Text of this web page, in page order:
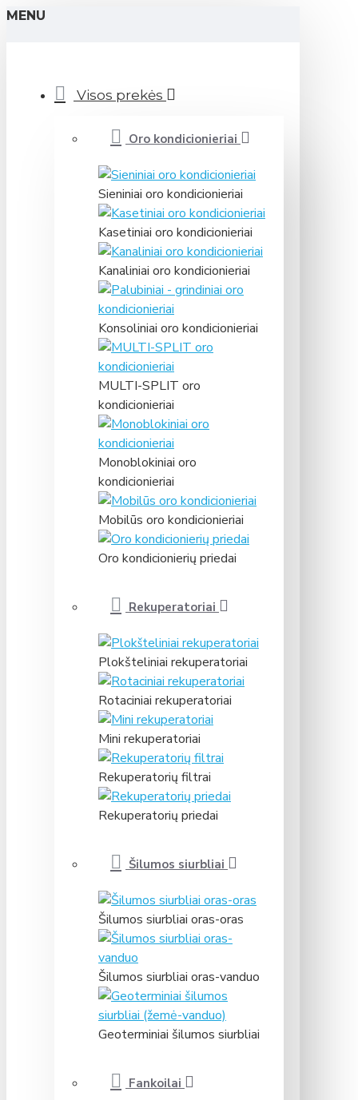
MENU
Visos prekės
Oro kondicionieriai
Sieniniai oro kondicionieriai
Kasetiniai oro kondicionieriai
Kanaliniai oro kondicionieriai
Konsoliniai oro kondicionieriai
MULTI-SPLIT oro
kondicionieriai
Monoblokiniai oro
kondicionieriai
Mobilūs oro kondicionieriai
Oro kondicionierių priedai
Rekuperatoriai
Plokšteliniai rekuperatoriai
Rotaciniai rekuperatoriai
Mini rekuperatoriai
Rekuperatorių filtrai
Rekuperatorių priedai
Šilumos siurbliai
Šilumos siurbliai oras-oras
Šilumos siurbliai oras-vanduo
Geoterminiai šilumos siurbliai
Fankoilai